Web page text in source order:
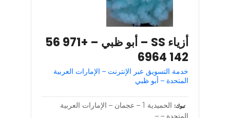
أزياء SS – أبو ظبي – +971 56
142 6964
خدمة التسويق عبر الإنترنت – الإمارات العربية
المتحدة – أبو ظبي
تبوك
الحميدية 1 – عجمان – الإمارات العربية
المتحدة – –